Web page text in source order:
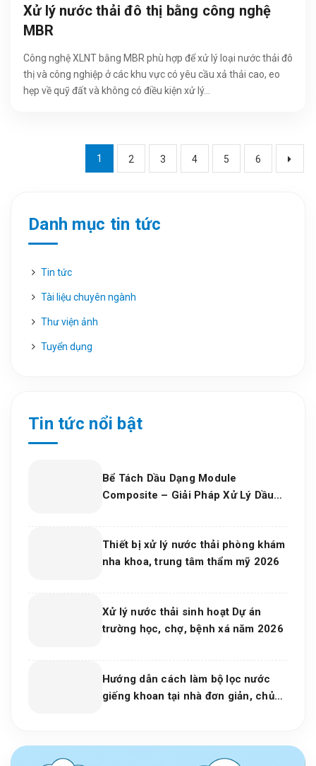
Xử lý nước thải đô thị bằng công nghệ
MBR
Công nghệ XLNT bằng MBR phù hợp để xử lý loại nước thải đô
thị và công nghiệp ở các khu vực có yêu cầu xả thải cao, eo
hẹp về quỹ đất và không có điều kiện xử lý...
1 2 3 4 5 6
Danh mục tin tức
Tin tức
Tài liệu chuyên ngành
Thư viện ảnh
Tuyển dụng
Tin tức nổi bật
Bể Tách Dầu Dạng Module
Composite – Giải Pháp Xử Lý Dầu
Thiết bị xử lý nước thải phòng khám
nha khoa, trung tâm thẩm mỹ 2026
Xử lý nước thải sinh hoạt Dự án
trường học, chợ, bệnh xá năm 2026
Hướng dẫn cách làm bộ lọc nước
giếng khoan tại nhà đơn giản, chủ